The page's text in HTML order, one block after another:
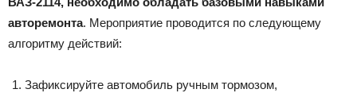
авторемонта. Мероприятие проводится по следующему
алгоритму действий:
Зафиксируйте автомобиль ручным тормозом,